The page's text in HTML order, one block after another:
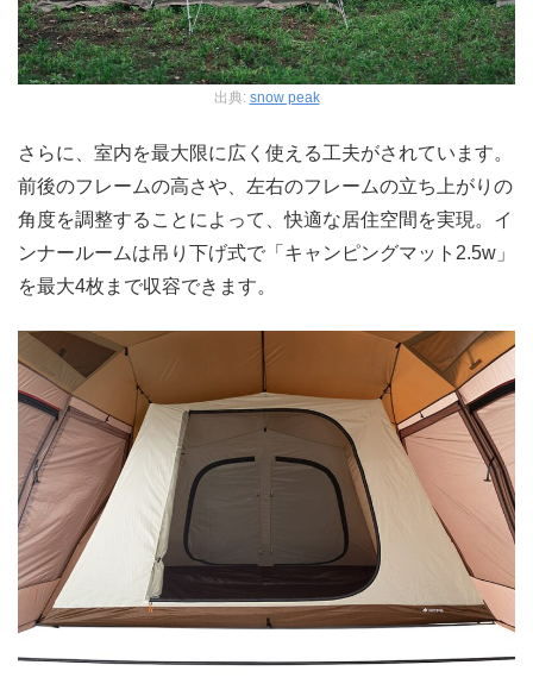
出典: snow peak
さらに、室内を最大限に広く使える工夫がされています。
前後のフレームの高さや、左右のフレームの立ち上がりの
角度を調整することによって、快適な居住空間を実現。イ
ンナールームは吊り下げ式で「キャンピングマット2.5w」
を最大4枚まで収容できます。